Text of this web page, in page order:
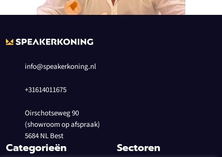
info@speakerkoning.nl
+31614011675
Oirschotseweg 90
(showroom op afspraak)
5684 NL Best
Categorieën Sectoren